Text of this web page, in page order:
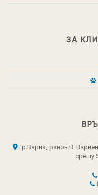
ЗА
гр.Варна, район В.
срещу